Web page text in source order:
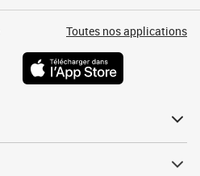
Toutes nos applications